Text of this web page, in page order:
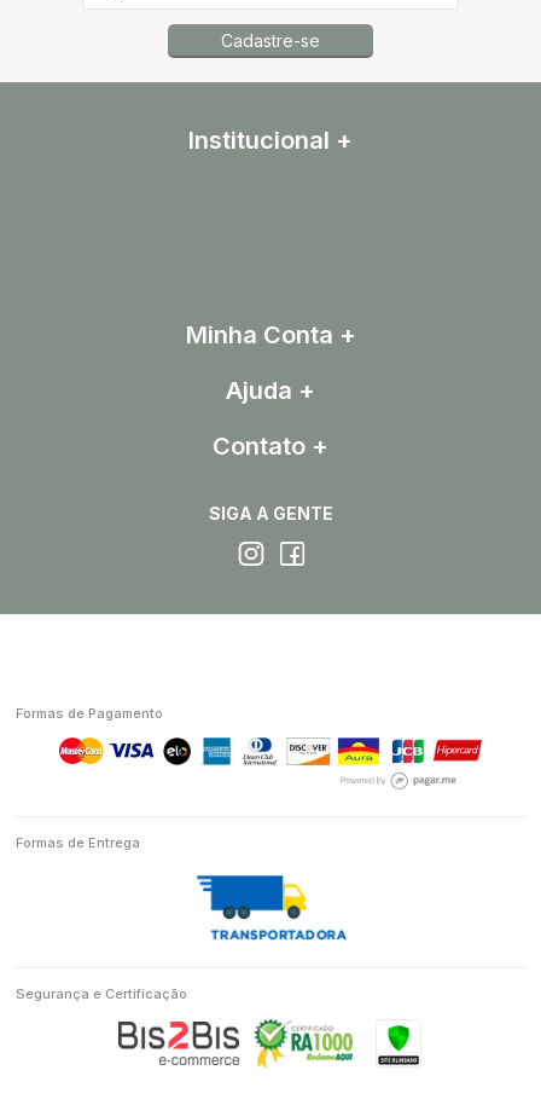
Cadastre-se
Institucional
Minha Conta
Ajuda
Contato
SIGA A GENTE
Formas de Pagamento
Formas de Entrega
Segurança e Certificação